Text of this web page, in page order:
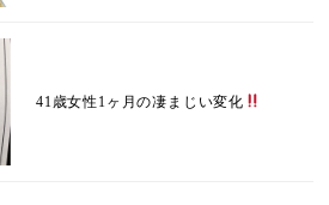
41歳女性1ヶ月の凄まじい変化